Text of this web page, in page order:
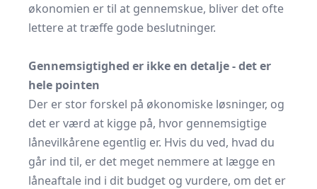
økonomien er til at gennemskue, bliver det ofte
lettere at træffe gode beslutninger.
Gennemsigtighed er ikke en detalje - det er
hele pointen
Der er stor forskel på økonomiske løsninger, og
det er værd at kigge på, hvor gennemsigtige
lånevilkårene egentlig er. Hvis du ved, hvad du
går ind til, er det meget nemmere at lægge en
låneaftale ind i dit budget og vurdere, om det er